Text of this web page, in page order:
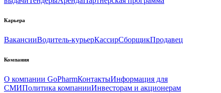
Карьера
ВакансииВодитель-курьерКассирСборщикПродавец
Компания
О компании GoPharmКонтактыИнформация для
СМИПолитика компанииИнвесторам и акционерам